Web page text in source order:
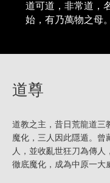
道可道，非常道，
始，有乃萬物之母。
道尊
道教之主，昔日荒龍道三
魔化，三人因此隱遁。曾
人，並收亂世狂刀為傳人
徹底魔化，成為中原一大